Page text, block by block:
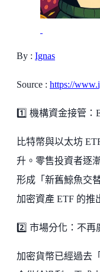
By : Ignas
Source : https://
1️⃣ 機構資金接管：
比特幣與以太坊
升。零售投資者逐
形成「新舊鯨魚交
加密資產 ETF 的推
2️⃣ 市場分化：不再
加密貨幣已經過去